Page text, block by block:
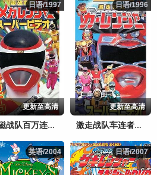
日语/1997
日语/1997
更新至高清
电磁战队百万连者剧场版
日语/1996
日语/1996
更新至高清
激走战队车连者剧场版
英语/2004
英语/2004 日语/2007
日语/2007